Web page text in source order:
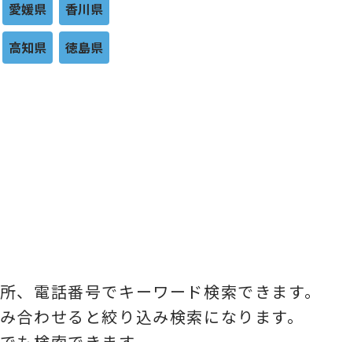
愛媛県 香川県
高知県 徳島県
、電話番号でキーワード検索できます。
合わせると絞り込み検索になります。